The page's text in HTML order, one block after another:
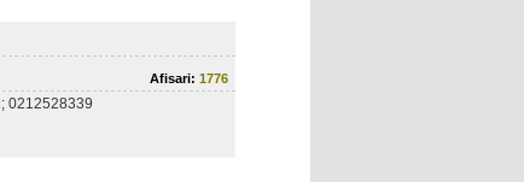
Afisari: 1776
0212528339